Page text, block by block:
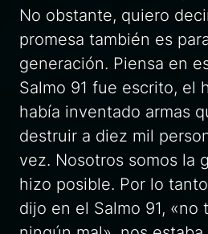
No obstante, quiero
promesa también es
generación. Piensa en
Salmo 91 fue escrito, el
había inventado armas
destruir a diez mil
vez. Nosotros somos la
hizo posible. Por lo
dijo en el Salmo 91, «no